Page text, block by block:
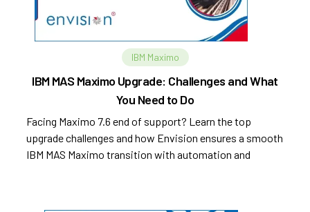
IBM Maximo
IBM MAS Maximo Upgrade: Challenges and What
You Need to Do
Facing Maximo 7.6 end of support? Learn the top
upgrade challenges and how Envision ensures a smooth
IBM MAS Maximo transition with automation and